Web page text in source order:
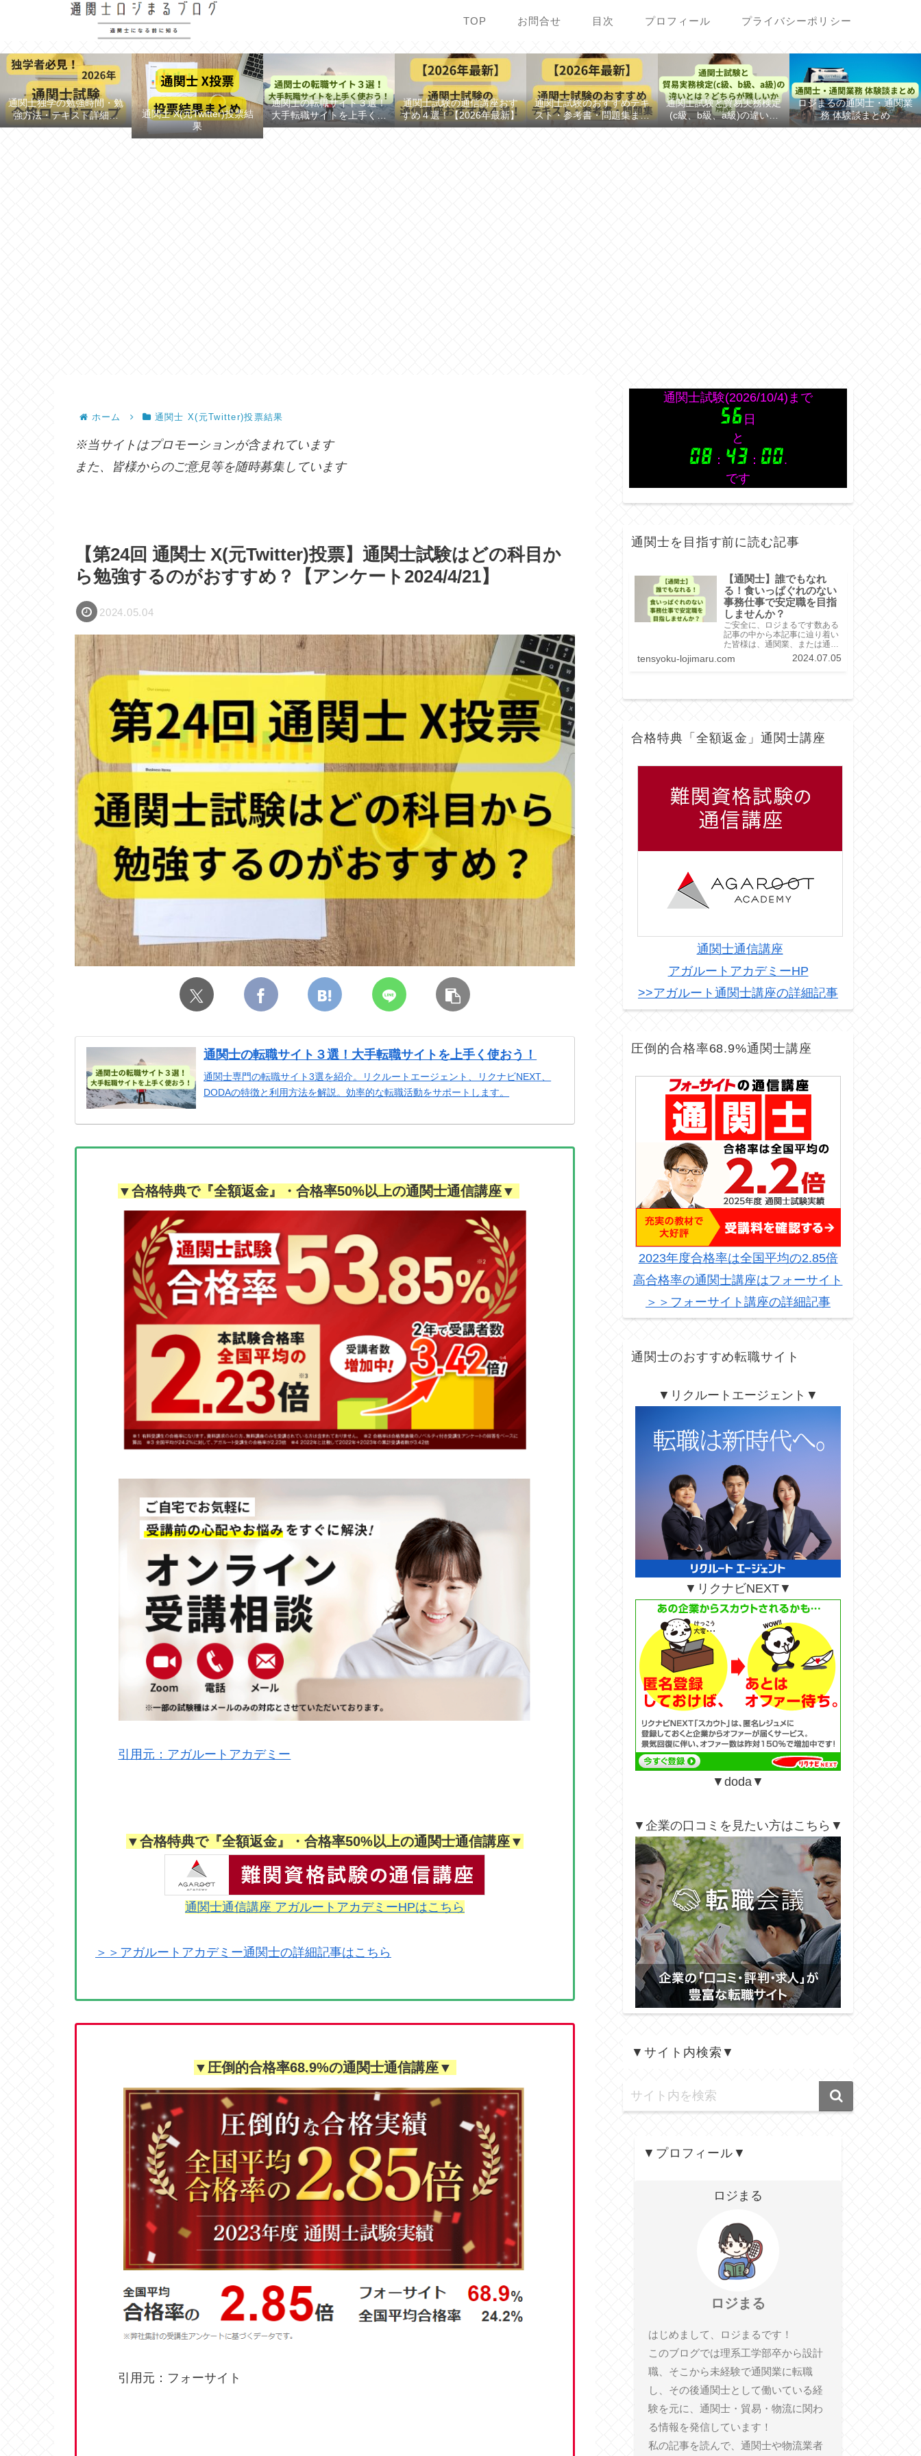
TOP お問合せ 目次 プロフィール プライバシーポリシー
通関士独学の勉強時間・勉
強方法・テキスト詳細紹
介！【ロードマップ/スケジ
通関士 X(元Twitter)投票結
果
通関士の転職サイト３選！
大手転職サイトを上手く使
おう！
通関士試験の通信講座おす
すめ４選！【2026年最新】
通関士試験のおすすめテキ
スト・参考書・問題集まと
め【2026年】
通関士試験と貿易実務検定
(c級、b級、a級)の違いと
は？どちらが難しいか解説
ロジまるの通関士・通関業
務 体験談まとめ
ホーム 通関士 X(元Twitter)投票結果
※当サイトはプロモーションが含まれています
また、皆様からのご意見等を随時募集しています
【第24回 通関士 X(元Twitter)投票】通関士試験はどの科目か
ら勉強するのがおすすめ？【アンケート2024/4/21】
2024.05.04
通関士の転職サイト３選！大手転職サイトを上手く使おう！
通関士専門の転職サイト3選を紹介。リクルートエージェント、リクナビNEXT、
DODAの特徴と利用方法を解説。効率的な転職活動をサポートします。
▼合格特典で『全額返金』・合格率50%以上の通関士通信講座▼
引用元：アガルートアカデミー
▼合格特典で『全額返金』・合格率50%以上の通関士通信講座▼
通関士通信講座 アガルートアカデミーHPはこちら
＞＞アガルートアカデミー通関士の詳細記事はこちら
▼圧倒的合格率68.9%の通関士通信講座▼
引用元：フォーサイト
通関士を目指す前に読む記事
【通関士】誰でもなれ
る！食いっぱぐれのない
事務仕事で安定職を目指
しませんか？
ご安全に、ロジまるです数ある
記事の中から本記事に辿り着い
た皆様は、通関業、または通関
士に興味を持ち、「通関士試験
を受験するか検討している方」
がどんな仕事なの...
tensyoku-lojimaru.com 2024.07.05
合格特典「全額返金」通関士講座
通関士通信講座
アガルートアカデミーHP
>>アガルート通関士講座の詳細記事
圧倒的合格率68.9%通関士講座
2023年度合格率は全国平均の2.85倍
高合格率の通関士講座はフォーサイト
＞＞フォーサイト講座の詳細記事
通関士のおすすめ転職サイト
▼リクルートエージェント▼
▼リクナビNEXT▼
▼doda▼
▼企業の口コミを見たい方はこちら▼
▼サイト内検索▼
▼プロフィール▼
ロジまる
ロジまる
はじめまして、ロジまるです！
このブログでは理系工学部卒から設計
職、そこから未経験で通関業に転職
し、その後通関士として働いている経
験を元に、通関士・貿易・物流に関わ
る情報を発信しています！
私の記事を読んで、通関士や物流業者